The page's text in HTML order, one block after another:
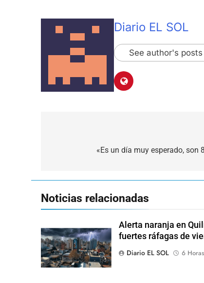
Diario EL SOL
See author's posts
«Es un día muy esperado, son
Noticias relacionadas
Alerta naranja en
fuertes ráfagas de
Diario EL SOL
6